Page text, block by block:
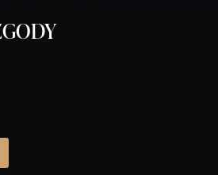
JEDYNIE CHARAKTER POGLĄDOWY I
O KTÓREJ MOWA W ART. 71 K.C.